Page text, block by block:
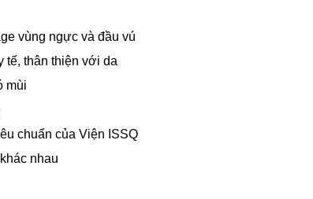
vùng ngực và đầu vú
tế, thân thiện với da
mùi
chuẩn của Viện ISSQ
nhau